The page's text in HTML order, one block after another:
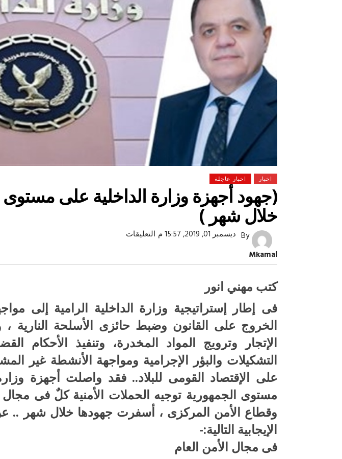
اخبار اخبار عاجلة
(جهود أجهزة وزارة الداخلية على مستوى
خلال شهر )
By
Mkamal
ديسمبر 01, 2019, 15:57 م التعليقات
الداخلية
خلال
شهر
)
مغلقة
كتب مهني انور
فى إطار إستراتيجية وزارة الداخلية الرامية إلى
الخروج على القانون وضبط حائزى الأسلحة النارية
الإتجار وترويج المواد المخدرة، وتنفيذ الأحكام
التشكيلات والبؤر الإجرامية ومواجهة الأنشطة غير
على الإقتصاد القومى للبلاد.. فقد واصلت أجهزة
مستوى الجمهورية توجيه الحملات الأمنية كلٌ فى
وقطاع الأمن المركزى ، أسفرت جهودها خلال شهر ..
الإيجابية التالية:-
فى مجال الأمن العام
التشجيع «أخلاق» وليس «تحفيل»
معركة لا تُرى..
الدول كيانات تنموية عملاقة؟